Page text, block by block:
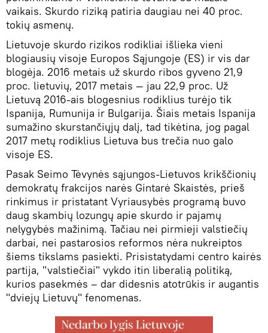
vaikais. Skurdo riziką patiria daugiau nei 40 proc.
tokių asmenų.
Lietuvoje skurdo rizikos rodikliai išlieka vieni
blogiausių visoje Europos Sąjungoje (ES) ir vis dar
blogėja. 2016 metais už skurdo ribos gyveno 21,9
proc. lietuvių, 2017 metais — jau 22,9 proc. Už
Lietuvą 2016-ais blogesnius rodiklius turėjo tik
Ispanija, Rumunija ir Bulgarija. Šiais metais Ispanija
sumažino skurstančiųjų dalį, tad tikėtina, jog pagal
2017 metų rodiklius Lietuva bus trečia nuo galo
visoje ES.
Pasak Seimo Tėvynės sąjungos-Lietuvos krikščionių
demokratų frakcijos narės Gintarė Skaistės, prieš
rinkimus ir pristatant Vyriausybės programą buvo
daug skambių lozungų apie skurdo ir pajamų
nelygybės mažinimą. Tačiau nei pirmieji valstiečių
darbai, nei pastarosios reformos nėra nukreiptos
šiems tikslams pasiekti. Prisistatydami centro kairės
partija, "valstiečiai" vykdo itin liberalią politiką,
kurios pasekmės – dar didesnis atotrūkis ir augantis
"dviejų Lietuvų" fenomenas.